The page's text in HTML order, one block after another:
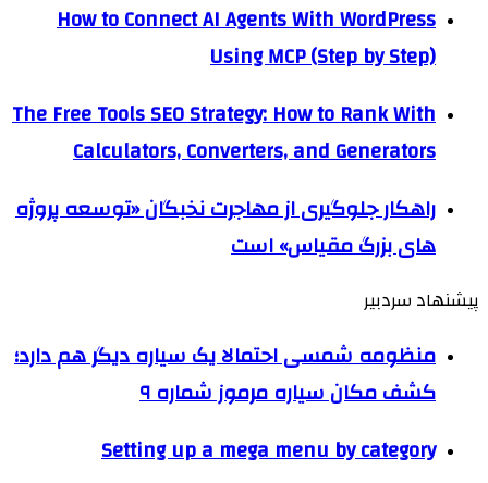
How to Connect AI Agents With WordPress
Using MCP (Step by Step)
The Free Tools SEO Strategy: How to Rank With
Calculators, Converters, and Generators
راهکار جلوگیری از مهاجرت نخبگان «توسعه پروژه
های بزرگ مقیاس» است
پیشنهاد سردبیر
منظومه شمسی احتمالا یک سیاره دیگر هم دارد؛
کشف مکان سیاره مرموز شماره ۹
Setting up a mega menu by category